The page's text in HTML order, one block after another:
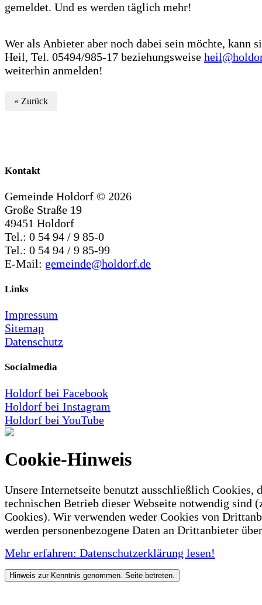
gemeldet. Und es werden täglich mehr!
Wer als Anbieter aber noch dabei sein möchte, kann
Heil, Tel. 05494/985-17 beziehungsweise
weiterhin anmelden!
« Zurück
Kontakt
Gemeinde Holdorf © 2026
Große Straße 19
49451 Holdorf
Tel.: 0 54 94 / 9 85-0
Tel.: 0 54 94 / 9 85-99
E-Mail: gemeinde@holdorf.de
Links
Impressum
Sitemap
Datenschutz
Socialmedia
Holdorf bei Facebook
Holdorf bei Instagram
Holdorf bei YouTube
Cookie-Hinweis
Unsere Internetseite benutzt ausschließlich Cookies,
technischen Betrieb dieser Webseite notwendig sind
Cookies). Wir verwenden weder Cookies von
werden personenbezogene Daten an Drittanbieter
Mehr erfahren: Datenschutzerklärung lesen!
Hinweis zur Kenntnis genommen. Seite betreten.